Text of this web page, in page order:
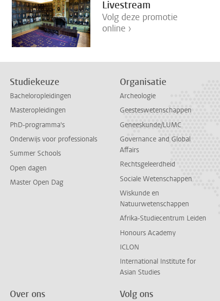
Livestream
Volg deze promotie
online ›
Studiekeuze
Bacheloropleidingen
Masteropleidingen
PhD-programma's
Onderwijs voor professionals
Summer Schools
Open dagen
Master Open Dag
Organisatie
Archeologie
Geesteswetenschappen
Geneeskunde/LUMC
Governance and Global
Affairs
Rechtsgeleerdheid
Sociale Wetenschappen
Wiskunde en
Natuurwetenschappen
Afrika-Studiecentrum Leiden
Honours Academy
ICLON
International Institute for
Asian Studies
Over ons Volg ons